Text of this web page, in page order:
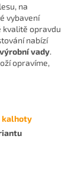
na
vybavení
kvalitě opravdu
nabízí
vady.
opravíme,
kalhoty